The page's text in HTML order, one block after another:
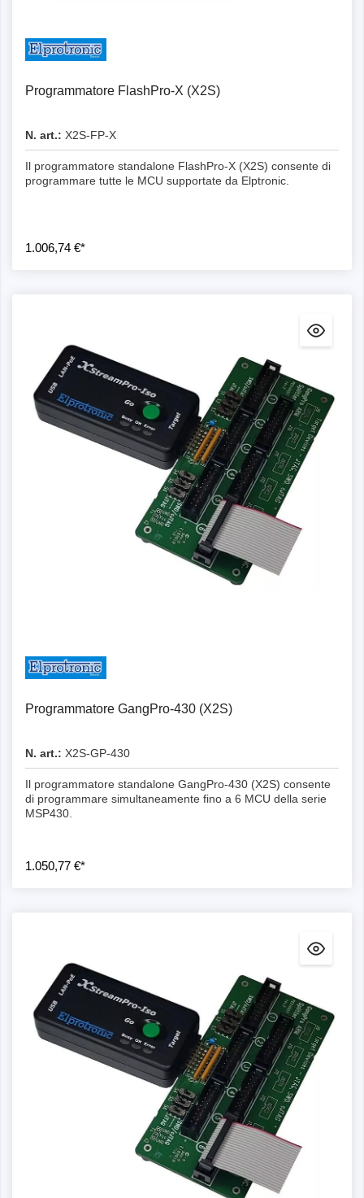
Programmatore FlashPro-X (X2S)
N. art.: X2S-FP-X
Il programmatore standalone FlashPro-X (X2S) consente di
programmare tutte le MCU supportate da Elptronic.
1.006,74 €*
Programmatore GangPro-430 (X2S)
N. art.: X2S-GP-430
Il programmatore standalone GangPro-430 (X2S) consente
di programmare simultaneamente fino a 6 MCU della serie
MSP430.
1.050,77 €*